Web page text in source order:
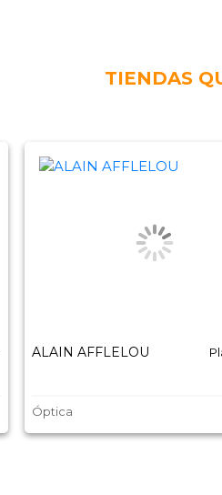
TIENDAS
ALAIN AFFLELOU
Óptica